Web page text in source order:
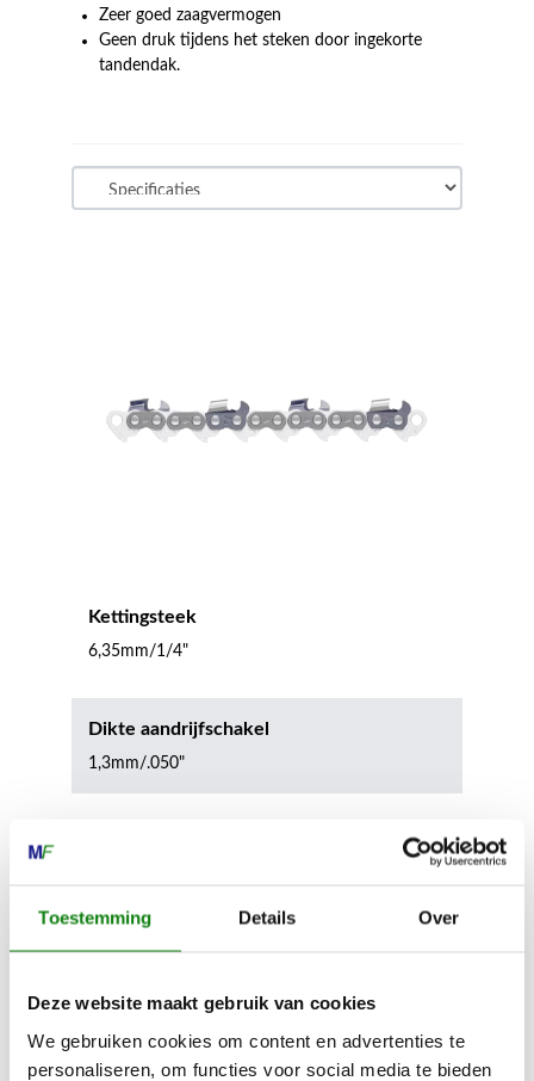
Toestemming Details Over
Deze website maakt gebruik van cookies
We gebruiken cookies om content en advertenties te
personaliseren, om functies voor social media te bieden
Zeer goed zaagvermogen
Geen druk tijdens het steken door ingekorte
tandendak.
Kettingsteek
6,35mm/1/4"
Dikte aandrijfschakel
1,3mm/.050"
Kiehoek 26